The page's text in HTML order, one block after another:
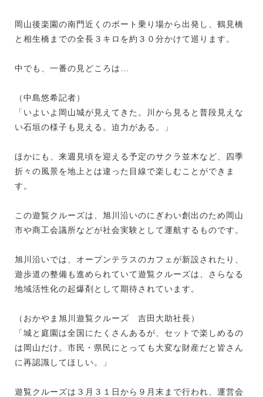
岡山後楽園の南門近くのボート乗り場から出発し、鶴見橋
と相生橋までの全長３キロを約３０分かけて巡ります。
中でも、一番の見どころは…
（中島悠希記者）
「いよいよ岡山城が見えてきた。川から見ると普段見えな
い石垣の様子も見える。迫力がある。」
ほかにも、来週見頃を迎える予定のサクラ並木など、四季
折々の風景を地上とは違った目線で楽しむことができま
す。
この遊覧クルーズは、旭川沿いのにぎわい創出のため岡山
市や商工会議所などが社会実験として運航するものです。
旭川沿いでは、オープンテラスのカフェが新設されたり、
遊歩道の整備も進められていて遊覧クルーズは、さらなる
地域活性化の起爆剤として期待されています。
（おかやま旭川遊覧クルーズ 吉田大助社長）
「城と庭園は全国にたくさんあるが、セットで楽しめるの
は岡山だけ。市民・県民にとっても大変な財産だと皆さん
に再認識してほしい。」
遊覧クルーズは３月３１日から９月末まで行われ、運営会